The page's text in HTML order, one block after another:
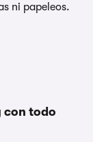
ni papeleos.
con todo